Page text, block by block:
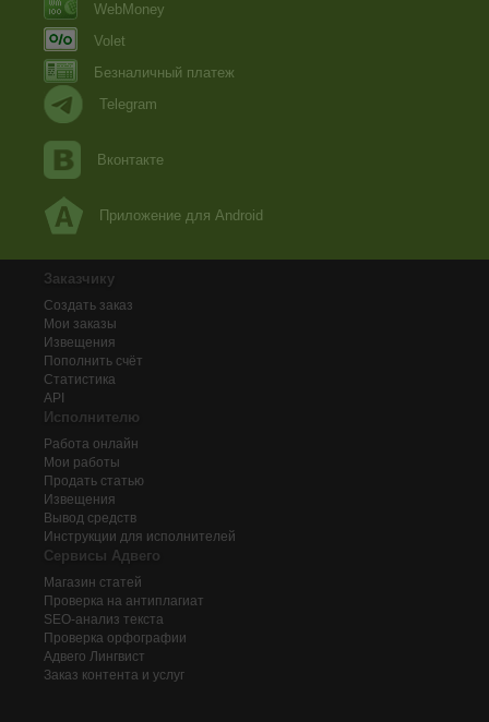
WebMoney
Volet
Безналичный платеж
Telegram
Вконтакте
Приложение для Android
Заказчику
Создать заказ
Мои заказы
Извещения
Пополнить счёт
Статистика
API
Исполнителю
Работа онлайн
Мои работы
Продать статью
Извещения
Вывод средств
Инструкции для исполнителей
Сервисы Адвего
Магазин статей
Проверка на антиплагиат
SEO-анализ текста
Проверка орфографии
Адвего Лингвист
Заказ контента и услуг